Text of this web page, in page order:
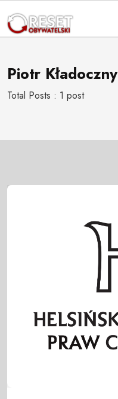
Piotr Kładoczny
Total Posts : 1 post